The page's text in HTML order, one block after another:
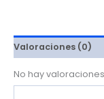
Valoraciones (0)
No hay